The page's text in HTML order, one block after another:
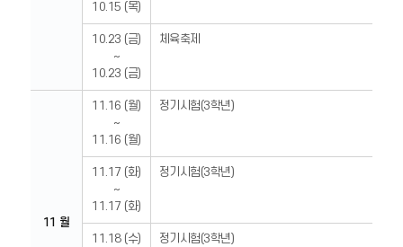
10.15 (목)
10.23 (금)
~
10.23 (금)
체육축제
11 월
11.16 (월)
~
11.16 (월)
정기시험(3학년)
11.17 (화)
~
11.17 (화)
정기시험(3학년)
11.18 (수)
정기시험(3학년)